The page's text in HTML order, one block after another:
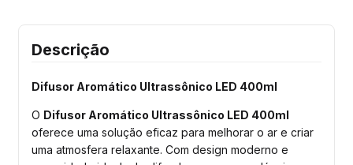
Descrição
Difusor Aromático Ultrassônico LED 400ml
O Difusor Aromático Ultrassônico LED 400ml
oferece uma solução eficaz para melhorar o ar e criar
uma atmosfera relaxante. Com design moderno e